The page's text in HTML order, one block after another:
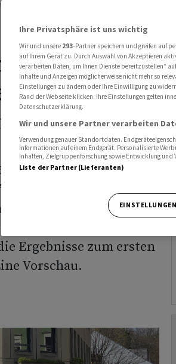
vor den Halbjahreszahlen von Zurich
vor
von
wissen
der in diesem
hat, gibt am
Ergebnisse zum ersten
Vorschau.
Ihre Privatsphäre ist uns wichtig
Wir und unsere 293-Partner speichern und greifen auf
auf Ihrem Gerät zu. Durch Auswahl von Akzeptieren
verarbeiten Daten, um Ihnen Dienste bereitzustellen“
Inhalte und Anzeigen möglicherweise nicht mehr so
Einstellungen zu ändern oder Ihre Einwilligung zu
Rand der Webseite klicken. Ihre Einstellungen gelten
Datenschutzerklärung.
Wir und unsere Partner verarbeiten
Verwendung genauer Standortdaten.
Informationen auf einem Endgerät. Personalisierte
Inhalten, Zielgruppenforschung sowie Entwicklung und
Liste der Partner (Lieferanten)
EINSTELLUNGEN